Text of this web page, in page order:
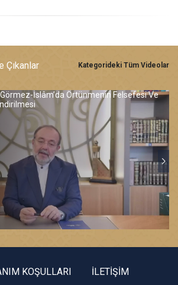
Çıkanlar Kategorideki Tüm Videolar
İslâm’da Örtünmenin Felsefesi Ve
KOŞULLARI İLETİŞİM